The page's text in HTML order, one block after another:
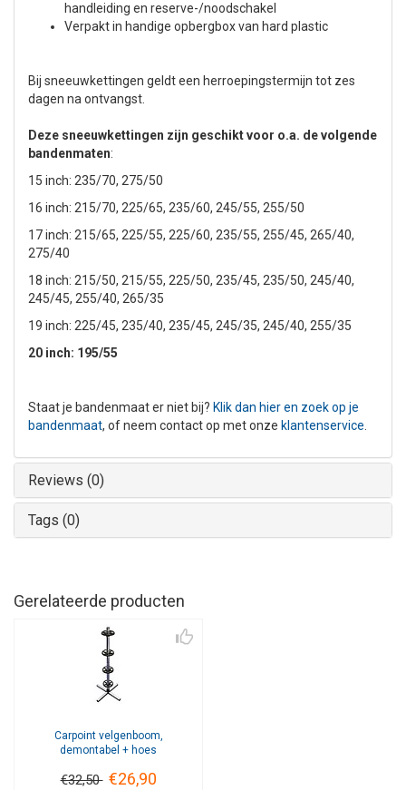
handleiding en reserve-/noodschakel
Verpakt in handige opbergbox van hard plastic
Bij sneeuwkettingen geldt een herroepingstermijn tot zes
dagen na ontvangst.
Deze sneeuwkettingen zijn geschikt voor o.a. de volgende
bandenmaten:
15 inch: 235/70, 275/50
16 inch: 215/70, 225/65, 235/60, 245/55, 255/50
17 inch: 215/65, 225/55, 225/60, 235/55, 255/45, 265/40,
275/40
18 inch: 215/50, 215/55, 225/50, 235/45, 235/50, 245/40,
245/45, 255/40, 265/35
19 inch: 225/45, 235/40, 235/45, 245/35, 245/40, 255/35
20 inch: 195/55
Staat je bandenmaat er niet bij? Klik dan hier en zoek op je
bandenmaat, of neem contact op met onze klantenservice.
Reviews (0)
Tags (0)
Gerelateerde producten
Carpointvelgenboom,
demontabel + hoes
€32,50 €26,90